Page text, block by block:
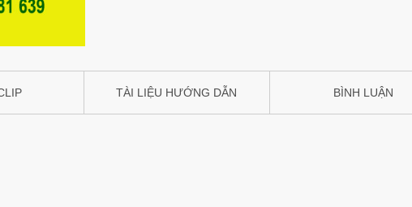
TÀI LIỆU HƯỚNG DẪN BÌNH LUẬN